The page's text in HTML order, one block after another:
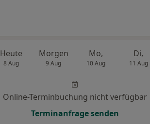
Heute
8 Aug
Morgen
9 Aug
Mo,
10 Aug
Di,
11 Aug
Online-Terminbuchung nicht verfügbar
Terminanfrage senden